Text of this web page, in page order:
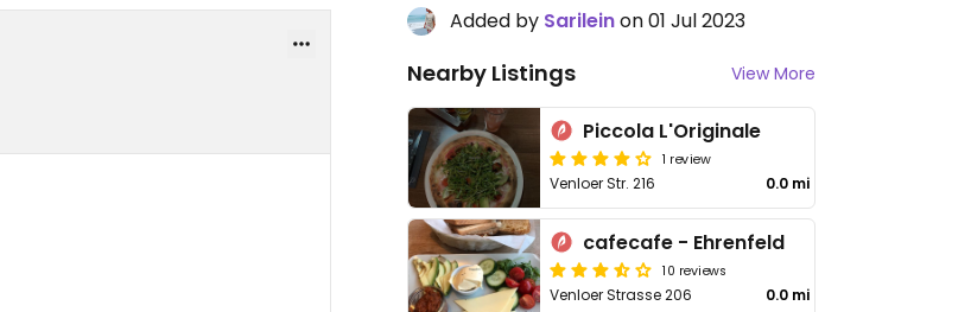
Added by Sarileinon 01 Jul 2023
Nearby Listings View More
Piccola L'Originale
1 review
Venloer Str. 216 0.0 mi
cafecafe - Ehrenfeld
10 reviews
Venloer Strasse 206 0.0 mi